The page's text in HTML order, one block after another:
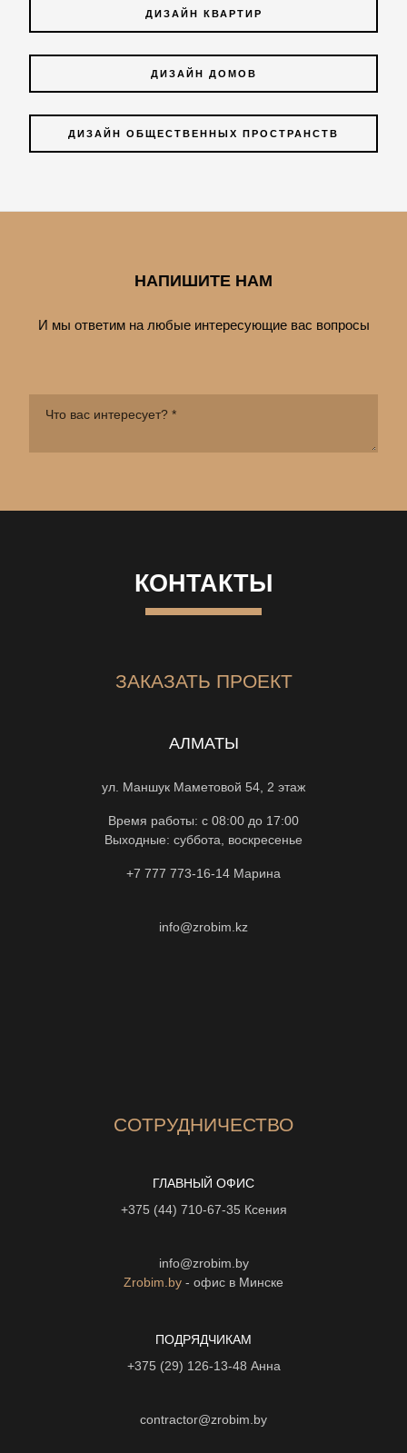
ДИЗАЙН КВАРТИР
ДИЗАЙН ДОМОВ
ДИЗАЙН ОБЩЕСТВЕННЫХ ПРОСТРАНСТВ
НАПИШИТЕ НАМ
И мы ответим на любые интересующие вас вопросы
КОНТАКТЫ
ЗАКАЗАТЬ ПРОЕКТ
АЛМАТЫ
ул. Маншук Маметовой 54, 2 этаж
Время работы: с 08:00 до 17:00
Выходные: суббота, воскресенье
+7 777 773-16-14 Марина
info@zrobim.kz
СОТРУДНИЧЕСТВО
ГЛАВНЫЙ ОФИС
+375 (44) 710-67-35 Ксения
info@zrobim.by
Zrobim.by - офис в Минске
ПОДРЯДЧИКАМ
+375 (29) 126-13-48 Анна
contractor@zrobim.by